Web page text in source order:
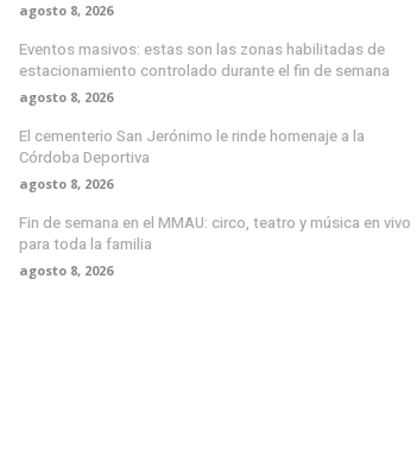
agosto 8, 2026
Eventos masivos: estas son las zonas habilitadas de
estacionamiento controlado durante el fin de semana
agosto 8, 2026
El cementerio San Jerónimo le rinde homenaje a la
Córdoba Deportiva
agosto 8, 2026
Fin de semana en el MMAU: circo, teatro y música en vivo
para toda la familia
agosto 8, 2026